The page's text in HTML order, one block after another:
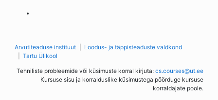
Arvutiteaduse instituut
Loodus- ja täppisteaduste valdkond
Tartu Ülikool
Tehniliste probleemide või küsimuste korral kirjuta: cs.courses@ut.ee
Kursuse sisu ja korralduslike küsimustega pöörduge kursuse
korraldajate poole.